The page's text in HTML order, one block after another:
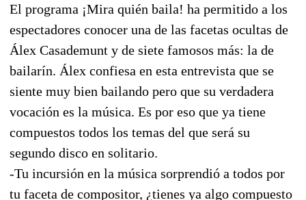
El programa ¡Mira quién baila! ha permitido a los
espectadores conocer una de las facetas ocultas de
Álex Casademunt y de siete famosos más: la de
bailarín. Álex confiesa en esta entrevista que se
siente muy bien bailando pero que su verdadera
vocación es la música. Es por eso que ya tiene
compuestos todos los temas del que será su
segundo disco en solitario.
-Tu incursión en la música sorprendió a todos por
tu faceta de compositor, ¿tienes ya algo compuesto